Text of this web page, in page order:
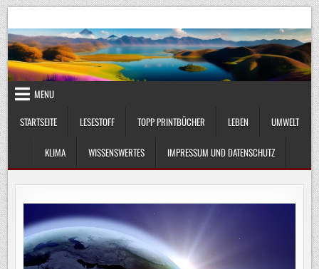
Skip
to
content
UmweltKlima.com
MENU
STARTSEITE
LESESTOFF TOPP PRINTBÜCHER LEBEN UMWELT
KLIMA WISSENSWERTES IMPRESSUM UND DATENSCHUTZ